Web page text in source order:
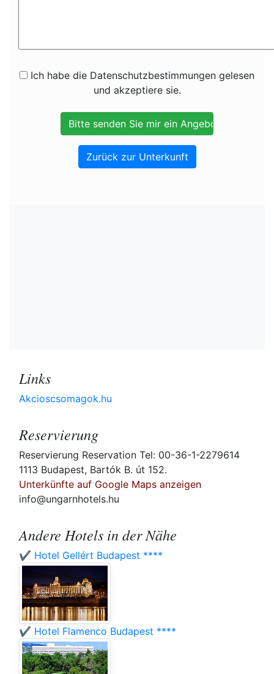
Ich habe die Datenschutzbestimmungen gelesen
und akzeptiere sie.
Zurück zur Unterkunft
Links
Akcioscsomagok.hu
Reservierung
Reservierung Reservation Tel: 00-36-1-2279614
1113 Budapest, Bartók B. út 152.
Unterkünfte auf Google Maps anzeigen
info@ungarnhotels.hu
Andere Hotels in der Nähe
✔️ Hotel Gellért Budapest ****
✔️ Hotel Flamenco Budapest ****